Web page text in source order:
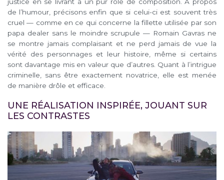
de l’humour, précisons enfin que si celui-ci est souvent très
cruel — comme en ce qui concerne la fillette utilisée par son
papa dealer sans le moindre scrupule — Romain Gavras ne
se montre jamais complaisant et ne perd jamais de vue la
vérité des personnages et leur histoire, même si certains
sont davantage mis en valeur que d’autres. Quant à l’intrigue
criminelle, sans être exactement novatrice, elle est menée
de manière drôle et efficace.
UNE RÉALISATION INSPIRÉE, JOUANT SUR
LES CONTRASTES